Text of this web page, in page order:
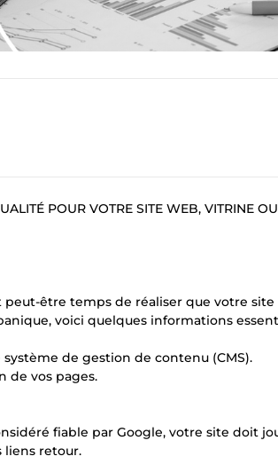
POUR VOTRE SITE WEB, VITRINE OU
être temps de réaliser que votre site
voici quelques informations
de gestion de contenu (CMS).
de vos pages.
fiable par Google, votre site doit
liens retour.